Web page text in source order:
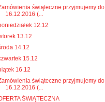
świąteczne przyjmujemy do
16.12.2016 (...
12.12
13.12
14.12
15.12
16.12
świąteczne przyjmujemy do
16.12.2016 (...
ŚWIĄTECZNA